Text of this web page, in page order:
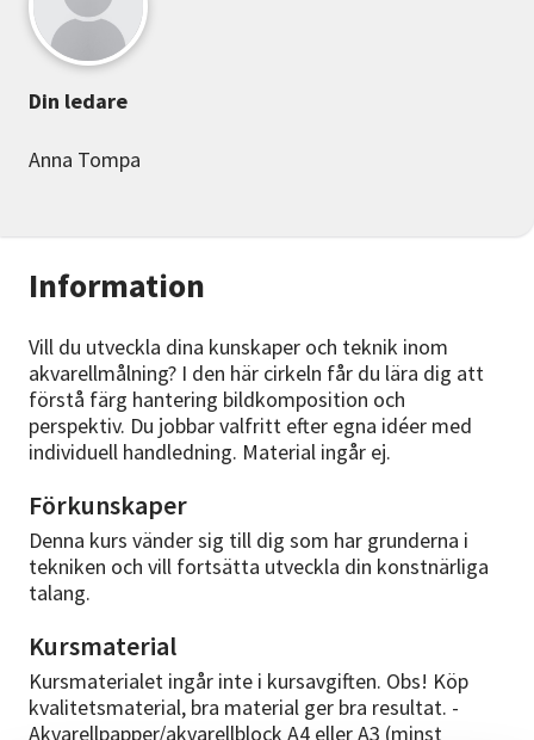
Information
Vill du utveckla dina kunskaper och teknik inom
akvarellmålning? I den här cirkeln får du lära dig att
förstå färg hantering bildkomposition och
perspektiv. Du jobbar valfritt efter egna idéer med
individuell handledning. Material ingår ej.
Förkunskaper
Denna kurs vänder sig till dig som har grunderna i
tekniken och vill fortsätta utveckla din konstnärliga
talang.
Kursmaterial
Kursmaterialet ingår inte i kursavgiften. Obs! Köp
kvalitetsmaterial, bra material ger bra resultat. -
Akvarellpapper/akvarellblock A4 eller A3 (minst
Din ledare
Anna Tompa